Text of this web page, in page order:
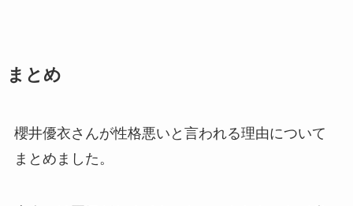
まとめ
櫻井優衣さんが性格悪いと言われる理由について
まとめました。